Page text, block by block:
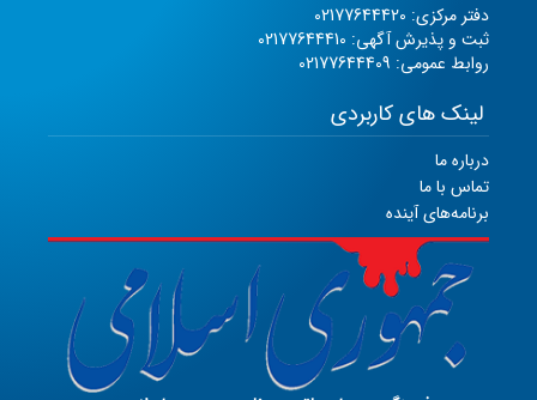
دفتر مرکزی: 02177644420
ثبت و پذیرش آگهی: 02177644410
روابط عمومی: 02177644409
لینک های کاربردی
درباره ما
تماس با ما
برنامه‌های آینده